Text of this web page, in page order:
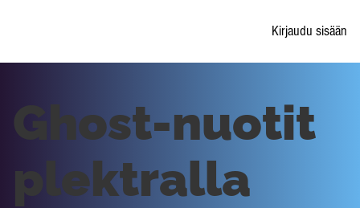
Kirjaudu sisään
Ghost-nuotit
plektralla